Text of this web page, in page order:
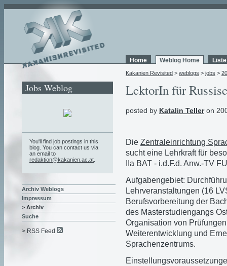
Home Weblog Home
Kakanien Revisited > weblogs > jobs >
LektorIn für
posted by Katalin Telleron
Die Zentraleinrichtung
sucht eine Lehrkraft für
IIa BAT - i.d.F.d. Anw.-TV
Aufgabengebiet:
Lehrveranstaltungen (16
Berufsvorbereitung der
des Masterstudiengangs
Organisation von
Weiterentwicklung und
Sprachenzentrums.
Jobs Weblog
You'll find job postings in this
blog. You can contact us via
an email to
redaktion@kakanien.ac.at
Archiv Weblogs
Impressum
> Archiv
Suche
> RSS Feed